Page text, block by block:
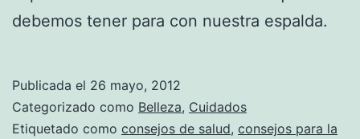
debemos tener para con nuestra espalda.
Publicada el 26 mayo, 2012
Categorizado como Belleza, Cuidados
Etiquetado como consejos de salud, consejos para la